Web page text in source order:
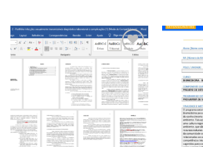
Add to
wishlist